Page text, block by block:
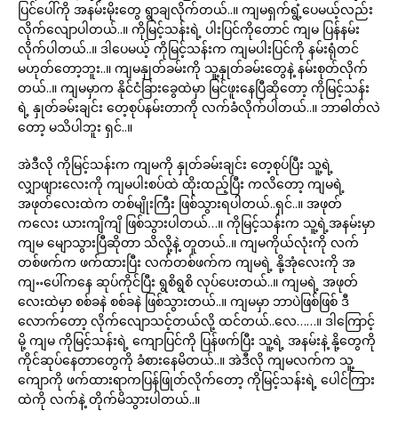
ပြင်ပေါ်ကို အနမ်းမိုးတွေ ရွာချလိုက်တယ်..။ ကျမရှက်ရွံ့ပေမယ့်လည်း
လိုက်လျောပါတယ်..။ ကိုမြင့်သန်းရဲ့ ပါးပြင်ကိုတောင် ကျမ ပြန်နမ်း
လိုက်ပါတယ်..။ ဒါပေမယ့် ကိုမြင့်သန်းက ကျမပါးပြင်ကို နမ်းရုံတင်
မဟုတ်တော့ဘူး..။ ကျမနှုတ်ခမ်းကို သူ့နှုတ်ခမ်းတွေနဲ့ နမ်းစုတ်လိုက်
တယ်..။ ကျမမှာက နိုင်ငံခြားခွေထဲမှာ မြင်ဖူးနေပြီဆိုတော့ ကိုမြင့်သန်း
ရဲ့ နှုတ်ခမ်းချင်း တေ့စုပ်နမ်းတာကို လက်ခံလိုက်ပါတယ်..။ ဘာဓါတ်လဲ
တော့ မသိပါဘူး ရှင်..။
အဲဒီလို ကိုမြင့်သန်းက ကျမကို နှုတ်ခမ်းချင်း တေ့စုပ်ပြီး သူ့ရဲ့
လျှာဖျားလေးကို ကျမပါးစပ်ထဲ ထိုးထည့်ပြီး ကလိတော့ ကျမရဲ့
အဖုတ်လေးထဲက တစ်မျိုးကြီး ဖြစ်သွားရပါတယ်..ရှင်..။ အဖုတ်
ကလေး ယားကျိကျိ ဖြစ်သွားပါတယ်…။ ကိုမြင့်သန်းက သူ့ရဲ့အနမ်းမှာ
ကျမ မျောသွားပြီဆိုတာ သိလို့နဲ့ တူတယ်..။ ကျမကိုယ်လုံးကို လက်
တစ်ဖက်က ဖက်ထားပြီး လက်တစ်ဖက်က ကျမရဲ့ နို့အုံလေးကို အ
ကျႌပေါ်ကနေ ဆုပ်ကိုင်ပြီး ရွစိရွစိ လုပ်ပေးတယ်..။ ကျမရဲ့ အဖုတ်
လေးထဲမှာ စစ်ခနဲ စစ်ခနဲ ဖြစ်သွားတယ်..။ ကျမမှာ ဘာပဲဖြစ်ဖြစ် ဒီ
လောက်တော့ လိုက်လျောသင့်တယ်လို့ ထင်တယ်..လေ……။ ဒါကြောင့်
မို့ ကျမ ကိုမြင့်သန်းရဲ့ ကျောပြင်ကို ပြန်ဖက်ပြီး သူ့ရဲ့ အနမ်းနဲ့ နို့တွေကို
ကိုင်ဆုပ်နေတာတွေကို ခံစားနေမိတယ်..။ အဲဒီလို ကျမလက်က သူ့
ကျောကို ဖက်ထားရာကပြန်ဖြုတ်လိုက်တော့ ကိုမြင့်သန်းရဲ့ ပေါင်ကြား
ထဲကို လက်နဲ့ တိုက်မိသွားပါတယ်..။